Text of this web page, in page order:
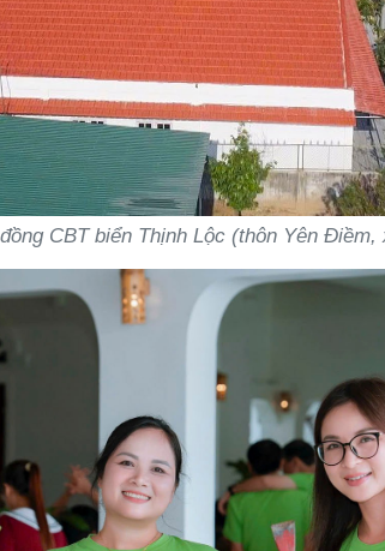
CBT biển Thịnh Lộc (thôn Yên Điềm,